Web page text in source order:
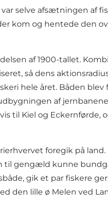
selve afsætningen af
kom og hentede den
af 1900-tallet.
så dens
hele året. Båden
af
til Kiel og
foregik på
gengæld kunne
gik et par fiskere
den lille ø Melen ved